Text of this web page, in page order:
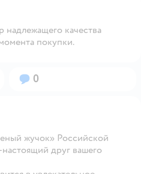
надлежащего качества
покупки.
Вопросов:
0
жучок» Российской
друг вашего